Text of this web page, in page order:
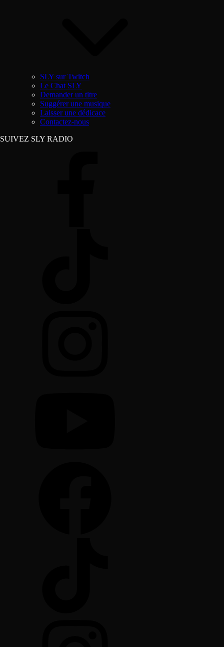
SLY sur Twitch
Le Chat SLY
Demander un titre
Suggérer une musique
Laisser une dédicace
Contactez-nous
SUIVEZ SLY RADIO